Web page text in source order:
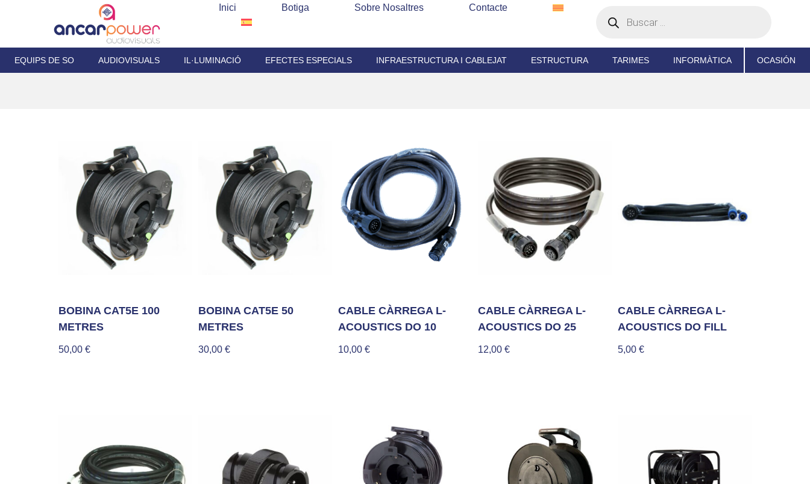
Inici Botiga Sobre Nosaltres Contacte
EQUIPS DE SO AUDIOVISUALS IL·LUMINACIÓ EFECTES ESPECIALS INFRAESTRUCTURA I CABLEJAT ESTRUCTURA TARIMES INFORMÀTICA OCASIÓN
BOBINA CAT5E 100
METRES
50,00 €
BOBINA CAT5E 50
METRES
30,00 €
CABLE CÀRREGA L-
ACOUSTICS DO 10
10,00 €
CABLE CÀRREGA L-
ACOUSTICS DO 25
12,00 €
CABLE CÀRREGA L-
ACOUSTICS DO FILL
5,00 €